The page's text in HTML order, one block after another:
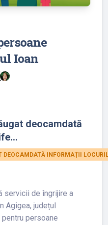
Ioan
deocamdată
DEOCAMDATĂ INFORMAȚII
servicii de îngrijire a
Agigea, județul
persoane